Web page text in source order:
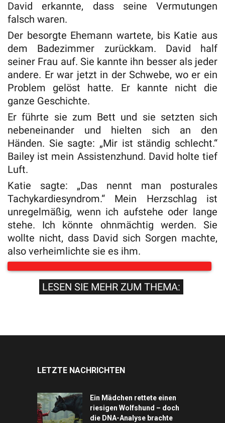
David erkannte, dass seine Vermutungen
falsch waren.
Der besorgte Ehemann wartete, bis Katie aus
dem Badezimmer zurückkam. David half
seiner Frau auf. Sie kannte ihn besser als jeder
andere. Er war jetzt in der Schwebe, wo er ein
Problem gelöst hatte. Er kannte nicht die
ganze Geschichte.
Er führte sie zum Bett und sie setzten sich
nebeneinander und hielten sich an den
Händen. Sie sagte: „Mir ist ständig schlecht.“
Bailey ist mein Assistenzhund. David holte tief
Luft.
Katie sagte: „Das nennt man posturales
Tachykardiesyndrom.“ Mein Herzschlag ist
unregelmäßig, wenn ich aufstehe oder lange
stehe. Ich könnte ohnmächtig werden. Sie
wollte nicht, dass David sich Sorgen machte,
also verheimlichte sie es ihm.
LESEN SIE MEHR ZUM THEMA:
LETZTE NACHRICHTEN
Ein Mädchen rettete einen
riesigen Wolfshund – doch
die DNA-Analyse brachte